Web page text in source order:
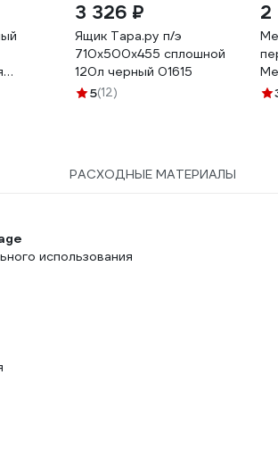
3 326 ₽
Ящик Тара.ру п/э
710х500х455 сплошной
120л черный 01615
5(12)
2
РАСХОДНЫЕ МАТЕРИАЛЫ
использования